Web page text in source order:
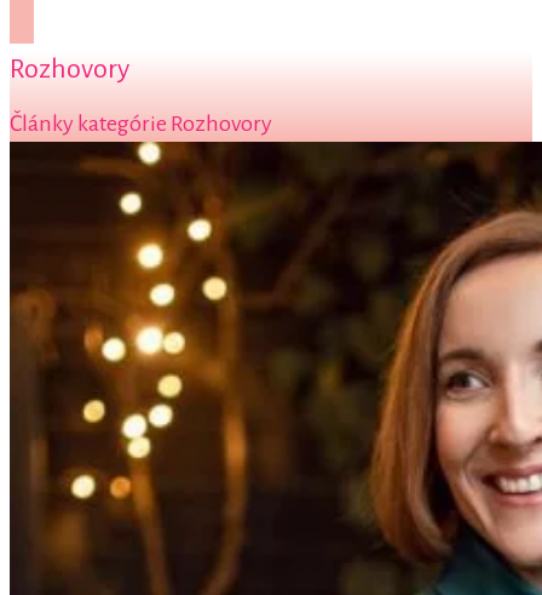
Rozhovory
Články kategórie Rozhovory